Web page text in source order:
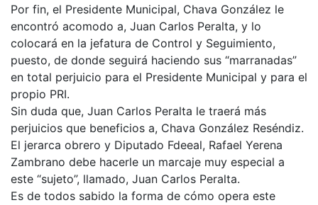
Por fin, el Presidente Municipal, Chava González le
encontró acomodo a, Juan Carlos Peralta, y lo
colocará en la jefatura de Control y Seguimiento,
puesto, de donde seguirá haciendo sus “marranadas”
en total perjuicio para el Presidente Municipal y para el
propio PRI.
Sin duda que, Juan Carlos Peralta le traerá más
perjuicios que beneficios a, Chava González Reséndiz.
El jerarca obrero y Diputado Fdeeal, Rafael Yerena
Zambrano debe hacerle un marcaje muy especial a
este “sujeto”, llamado, Juan Carlos Peralta.
Es de todos sabido la forma de cómo opera este